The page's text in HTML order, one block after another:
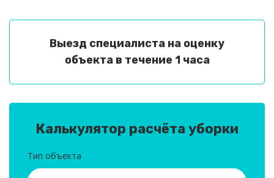
Выезд специалиста на оценку
объекта в течение 1 часа
Калькулятор расчёта уборки
Тип объекта